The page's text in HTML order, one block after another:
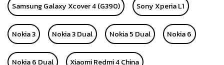
Samsung Galaxy Xcover 4 (G390) Sony Xperia L1
Nokia 3 Nokia 3 Dual Nokia 5 Dual Nokia 6
Nokia 6 Dual Xiaomi Redmi 4 China